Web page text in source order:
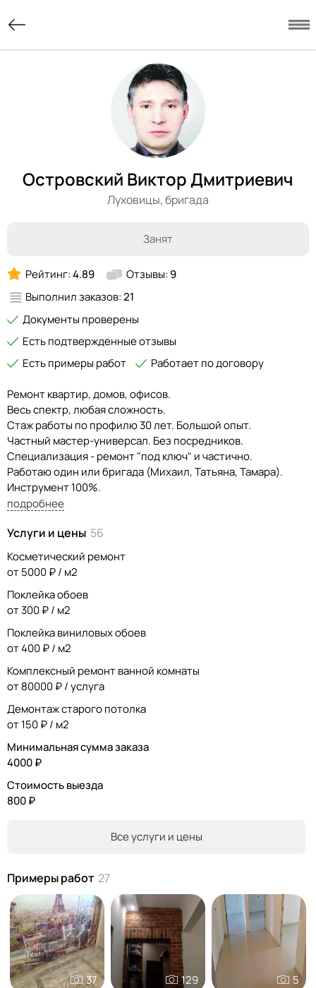
Островский Виктор Дмитриевич
Луховицы,бригада
Занят
Рейтинг:4.89 Отзывы: 9
Выполнил заказов:21
Документы проверены
Есть подтвержденные отзывы
Есть примеры работ
Работает по договору
Ремонт квартир, домов, офисов.
Весь спектр, любая сложность.
Стаж работы по профилю 30 лет. Большой опыт.
Частный мастер-универсал. Без посредников.
Специализация - ремонт "под ключ" и частично.
Работаю один или бригада (Михаил, Татьяна, Тамара).
Инструмент 100%.
Без предоплаты за работу, поэтапно, по факту
Совершаю как косметический ремонт (мелкий), так и
капитальный (евро).
Помощь в выборе материалов, доставка..
Необходимые документы на материалы предоставляются.
Предварительный бюджет за работу по помещениям:
косметика-от 7000 ₽ м2.
комплексный-от 10000 ₽ м2
Санузлы (стандартные до 4м2) от 90000 ₽ под ключ с
сантехкоммуникации.
Любые вопросы по ценообразованию-индивидуально!
ПОСЛЕ осмотра объекта и уточнении ТЗ определяемся с
бюджетом и сроками.
предварительные ➤расценки на рем. работы↓
➪https://yadi.sk/i/b4Ru1mu4ktYb2
подробнее
Услуги и цены 56
Косметический ремонт
от 5000 ₽ / м2
Поклейка обоев
от 300 ₽ / м2
Поклейка виниловых обоев
от 400 ₽ / м2
Комплексный ремонт ванной комнаты
от 80000 ₽ / услуга
Демонтаж старого потолка
от 150 ₽ / м2
Минимальная сумма заказа
4000 ₽
Стоимость выезда
800 ₽
Все услуги и цены
Примеры работ 27
37 129 5